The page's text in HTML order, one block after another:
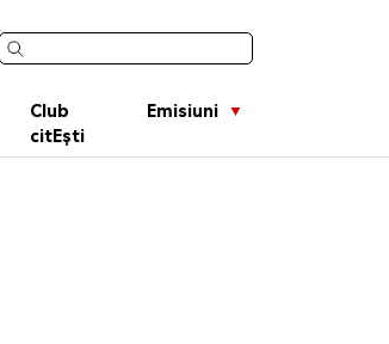
Club
citEști
Emisiuni